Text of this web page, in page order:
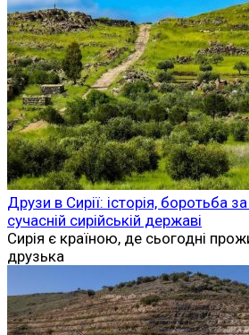
Друзи в Сирії: історія, боротьба
сучасній сирійській державі
Сирія є країною, де сьогодні
друзька